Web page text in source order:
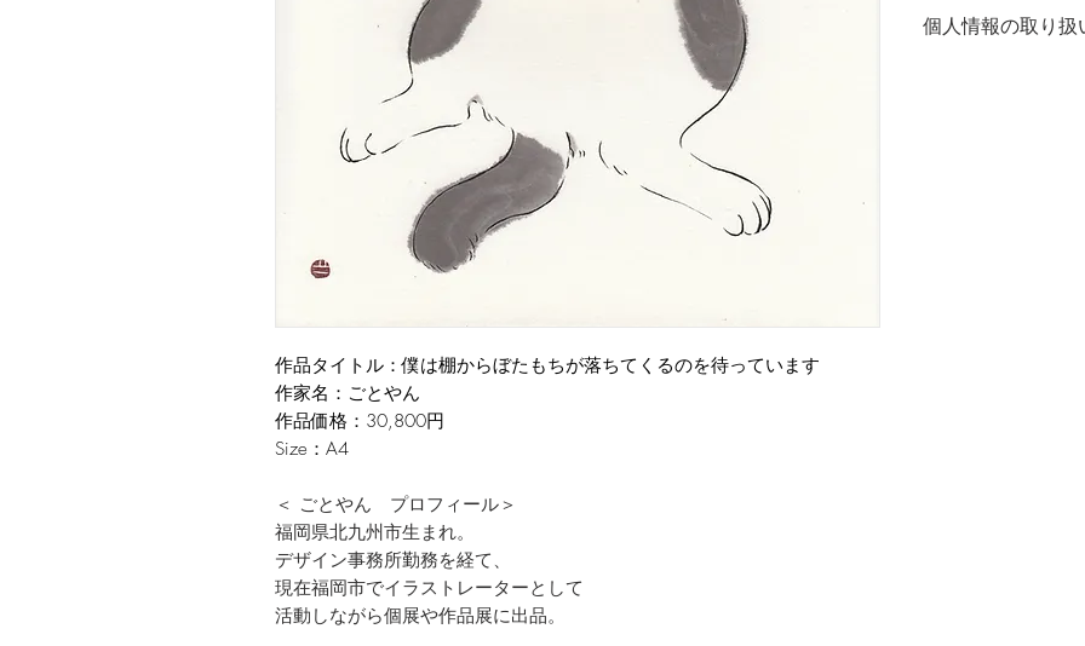
作品タイトル：僕は棚からぼたもちが落ちてくるのを待っています
作家名：ごとやん
作品価格：30,800円
Size：A4
＜ ごとやん プロフィール＞
福岡県北九州市生まれ。
デザイン事務所勤務を経て、
現在福岡市でイラストレーターとして
活動しながら個展や作品展に出品。
家さんへ提供いた
10日間以内に下記
個人情報の取り扱